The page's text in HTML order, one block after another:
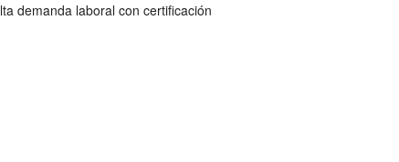
demanda laboral con certificación